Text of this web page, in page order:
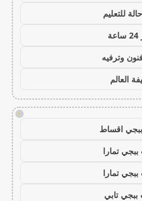
للتعليم
وترفيه
العالم
!
اقساط
تمارا
تمارا
تابي